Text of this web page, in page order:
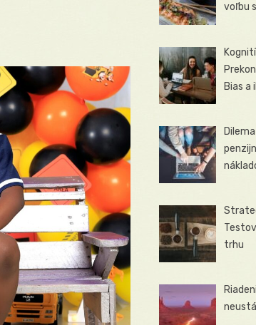
voľbu
Bias
trhu